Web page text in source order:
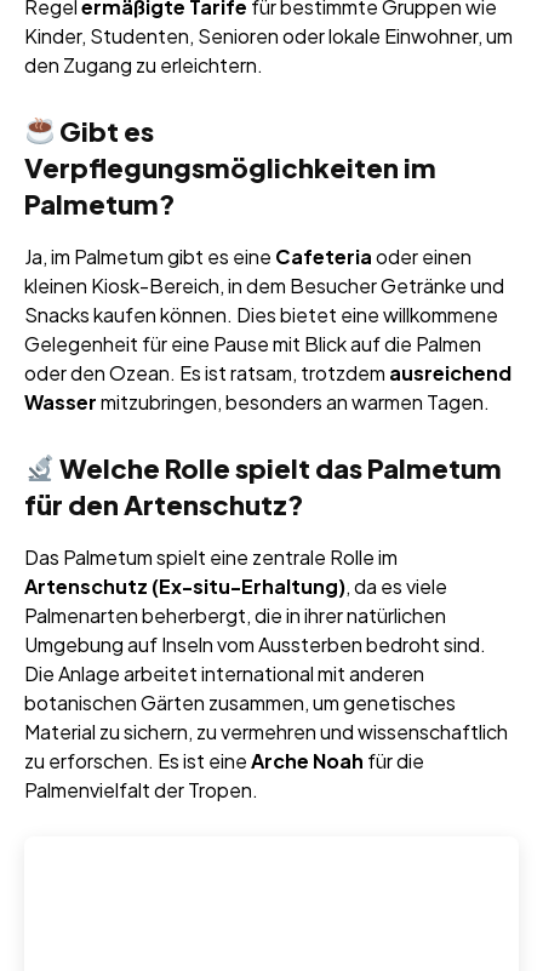
Regelermäßigte Tarife für bestimmte Gruppen wie
Kinder, Studenten, Senioren oder lokale Einwohner, um
den Zugang zu erleichtern.
Gibt es
Verpflegungsmöglichkeiten im
Palmetum?
Ja, im Palmetum gibt es eine Cafeteriaoder einen
kleinen Kiosk-Bereich, in dem Besucher Getränke und
Snacks kaufen können. Dies bietet eine willkommene
Gelegenheit für eine Pause mit Blick auf die Palmen
oder den Ozean. Es ist ratsam, trotzdem ausreichend
Wassermitzubringen, besonders an warmen Tagen.
Welche Rolle spielt das Palmetum
für den Artenschutz?
Das Palmetum spielt eine zentrale Rolle im
Artenschutz (Ex-situ-Erhaltung), da es viele
Palmenarten beherbergt, die in ihrer natürlichen
Umgebung auf Inseln vom Aussterben bedroht sind.
Die Anlage arbeitet international mit anderen
botanischen Gärten zusammen, um genetisches
Material zu sichern, zu vermehren und wissenschaftlich
zu erforschen. Es ist eineArche Noah für die
Palmenvielfalt der Tropen.